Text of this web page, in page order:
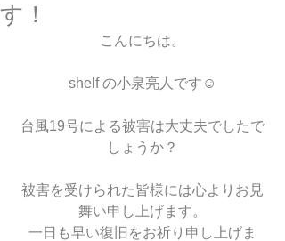
す！
こんにちは。
shelf の小泉亮人です☺︎
台風19号による被害は大丈夫でしたで
しょうか？
被害を受けられた皆様には心よりお見
舞い申し上げます。
一日も早い復旧をお祈り申し上げま